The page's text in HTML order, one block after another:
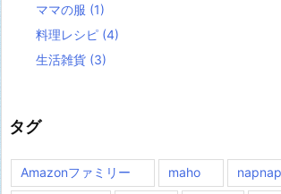
ママの服 (1)
料理レシピ (4)
生活雑貨 (3)
タグ
Amazonファミリー maho napnap